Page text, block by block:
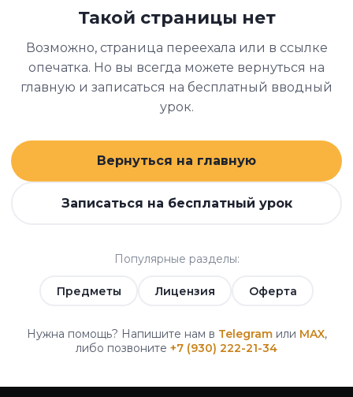
Такой страницы нет
Возможно, страница переехала или в ссылке
опечатка. Но вы всегда можете вернуться на
главную и записаться на бесплатный вводный
урок.
Вернуться на главную
Записаться на бесплатный урок
Популярные разделы:
Предметы Лицензия Оферта
Нужна помощь? Напишите нам в Telegramили MAX,
либо позвоните +7 (930) 222-21-34